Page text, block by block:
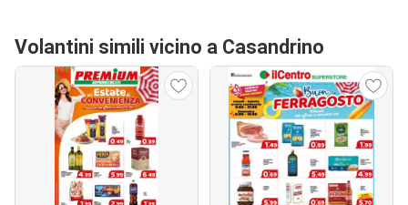
Volantini simili vicino a Casandrino